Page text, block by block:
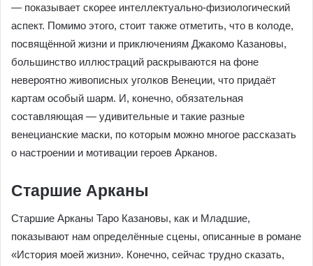
— показывает скорее интеллектуально-физиологический
аспект. Помимо этого, стоит также отметить, что в колоде,
посвящённой жизни и приключениям Джакомо Казановы,
большинство иллюстраций раскрываются на фоне
невероятно живописных уголков Венеции, что придаёт
картам особый шарм. И, конечно, обязательная
составляющая — удивительные и такие разные
венецианские маски, по которым можно многое рассказать
о настроении и мотивации героев Арканов.
Старшие Арканы
Старшие Арканы Таро Казановы, как и Младшие,
показывают нам определённые сцены, описанные в романе
«История моей жизни». Конечно, сейчас трудно сказать,